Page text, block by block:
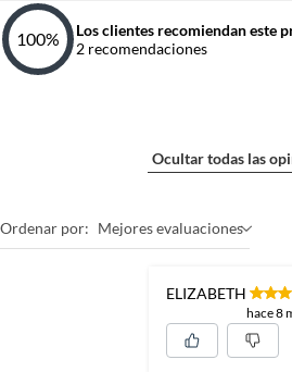
100%
Los clientes recomiendan este
2 recomendaciones
Ocultar todas las
Ordenar por: Mejores evaluaciones
ELIZABETH
hace 8